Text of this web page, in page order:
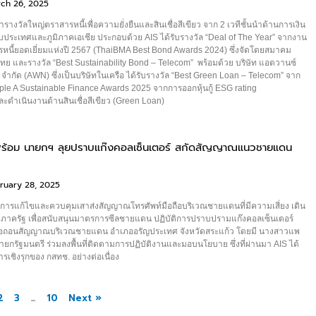
26, 2025
างวัลใหญ่ตราสารหนี้เพื่อความยั่งยืนและสินเชื่อสีเขียว จาก 2 เวทีชั้นนำด้านการเงิน
ระเทศและภูมิภาคเอเชีย ประกอบด้วย AIS ได้รับรางวัล “Deal of The Year” จากงาน
นี้ยอดเยี่ยมแห่งปี 2567 (ThaiBMA Best Bond Awards 2024) ซึ่งจัดโดยสมาคม
ย และรางวัล “Best Sustainability Bond – Telecom” พร้อมด้วย บริษัท แอดวานซ์
จำกัด (AWN) ซึ่งเป็นบริษัทในเครือ ได้รับรางวัล “Best Green Loan – Telecom” จาก
A Sustainable Finance Awards 2025 จากการออกหุ้นกู้ ESG rating
ะดำเนินงานด้านสินเชื่อสีเขียว (Green Loan)
อม นายกฯ ลุยปราบแก๊งคอลเซ็นเตอร์ สกัดสัญญาณแนวชายแดน
28, 2025
ารแก้ไขและควบคุมเสาส่งสัญญาณโทรศัพท์มือถือบริเวณชายแดนที่มีความเสี่ยง เดิน
าครัฐ เพื่อสนับสนุนมาตรการซีลชายแดน ปฏิบัติการปราบปรามแก๊งคอลเซ็นเตอร์
ถอนสัญญาณบริเวณชายแดน อำเภออรัญประเทศ จังหวัดสระแก้ว โดยมี นางสาวแพ
ยกรัฐมนตรี ร่วมลงพื้นที่ติดตามการปฏิบัติงานและมอบนโยบาย ซึ่งที่ผ่านมา AIS ได้
เชิงรุกของ กสทช. อย่างต่อเนื่อง
3 … 10 Next »